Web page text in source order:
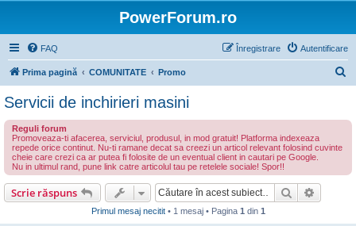
PowerForum.ro
FAQ Autentificare
Înregistrare
Prima pagină COMUNITATE Promo
Servicii de inchirieri masini
Reguli forum
Promoveaza-ti afacerea, serviciul, produsul, in mod gratuit! Platforma indexeaza
repede orice continut. Nu-ti ramane decat sa creezi un articol relevant folosind cuvinte
cheie care crezi ca ar putea fi folosite de un eventual client in cautari pe Google.
Nu in ultimul rand, pune link catre articolul tau pe retelele sociale! Spor!!
Scrie răspuns Căutare
Primul mesaj necitit• 1 mesaj • Pagina 1 din 1